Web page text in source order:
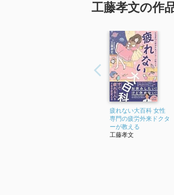
工藤孝文の作
疲れない大百科 女性
専門の疲労外来ドクタ
ーが教える
工藤孝文